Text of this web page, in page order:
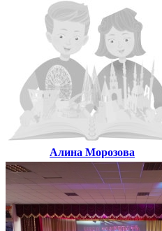
Алина Морозова